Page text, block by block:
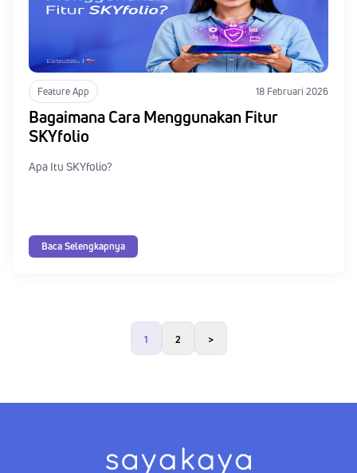
Feature App 18 Februari 2026
Bagaimana Cara Menggunakan Fitur
SKYfolio
Apa Itu SKYfolio?
Baca Selengkapnya
1 2 >